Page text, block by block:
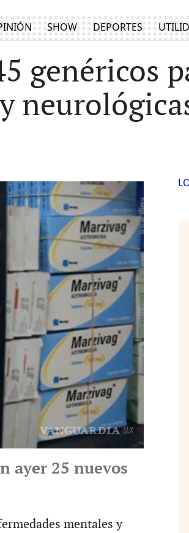
SHOW DEPORTES
genéricos
ayer 25 nuevos
mentales y